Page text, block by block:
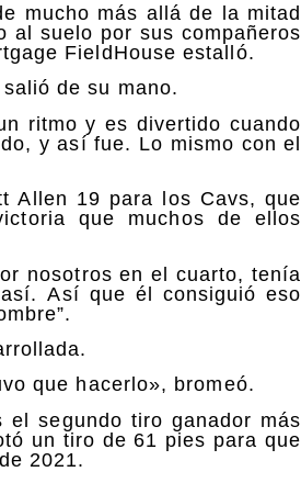
mucho más allá de la mitad
al suelo por sus compañeros
FieldHouse estalló.
de su mano.
ritmo y es divertido cuando
y así fue. Lo mismo con el
Allen 19 para los Cavs, que
que muchos de ellos
nosotros en el cuarto, tenía
Así que él consiguió eso
que hacerlo», bromeó.
segundo tiro ganador más
un tiro de 61 pies para que
2021.